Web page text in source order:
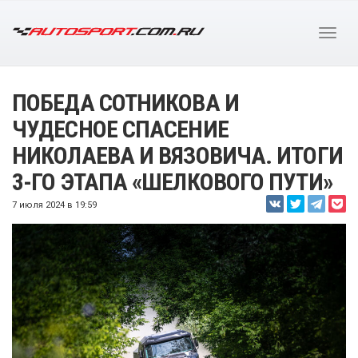
ПОБЕДА СОТНИКОВА И
ЧУДЕСНОЕ СПАСЕНИЕ
НИКОЛАЕВА И ВЯЗОВИЧА. ИТОГИ
3-ГО ЭТАПА «ШЕЛКОВОГО ПУТИ»
7 июля 2024 в 19:59